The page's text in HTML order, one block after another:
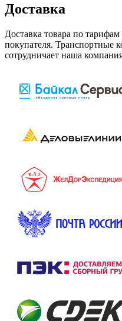
Доставка
Доставка товара по
покупателя. Транспортные
сотрудничает наша